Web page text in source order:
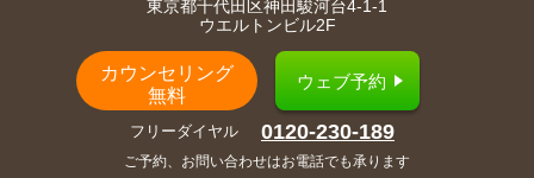
東京都千代田区神田駿河台4-1-1
ウエルトンビル2F
カウンセリング
無料
ウェブ予約
フリーダイヤル 0120-230-189
ご予約、お問い合わせはお電話でも承ります